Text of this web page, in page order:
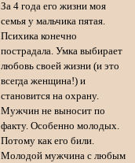
За 4 года его жизни моя
семья у мальчика пятая.
Психика конечно
пострадала. Умка выбирает
любовь своей жизни (и это
всегда женщина!) и
становится на охрану.
Мужчин не выносит по
факту. Особенно молодых.
Потому как его били.
Молодой мужчина с любым